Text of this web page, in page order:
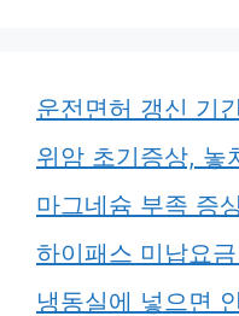
운전면허 갱신 기
위암 초기증상, 놓
마그네슘 부족 증
하이패스 미납요
냉동실에 넣으면